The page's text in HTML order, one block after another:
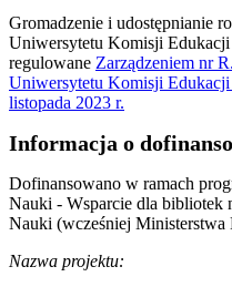
Gromadzenie i udostępnianie
Uniwersytetu Komisji
regulowane Zarządzeniem nr
Uniwersytetu Komisji
listopada 2023 r.
Informacja o
Dofinansowano w ramach
Nauki - Wsparcie dla bibliotek
Nauki (wcześniej
Nazwa projektu: